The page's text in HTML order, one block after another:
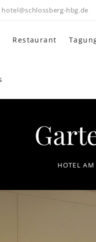
hotel@schlossberg-hbg.de
Restaurant
HOTEL AM